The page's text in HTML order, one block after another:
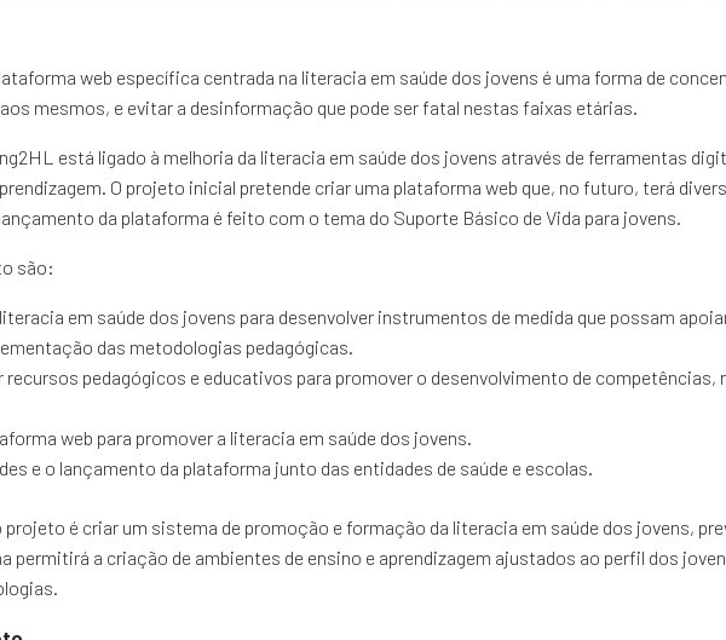
web específica centrada na literacia em saúde dos jovens é uma forma de
mesmos, e evitar a desinformação que pode ser fatal nestas faixas etárias.
está ligado à melhoria da literacia em saúde dos jovens através de ferramentas
O projeto inicial pretende criar uma plataforma web que, no futuro, terá
da plataforma é feito com o tema do Suporte Básico de Vida para jovens.
são:
em saúde dos jovens para desenvolver instrumentos de medida que possam
das metodologias pedagógicas.
recursos pedagógicos e educativos para promover o desenvolvimento de
web para promover a literacia em saúde dos jovens.
e o lançamento da plataforma junto das entidades de saúde e escolas.
projeto é criar um sistema de promoção e formação da literacia em saúde dos jovens,
permitirá a criação de ambientes de ensino e aprendizagem ajustados ao perfil dos